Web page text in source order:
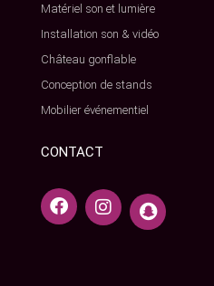
Matériel son et lumière
Installation son & vidéo
Château gonflable
Conception de stands
Mobilier événementiel
CONTACT